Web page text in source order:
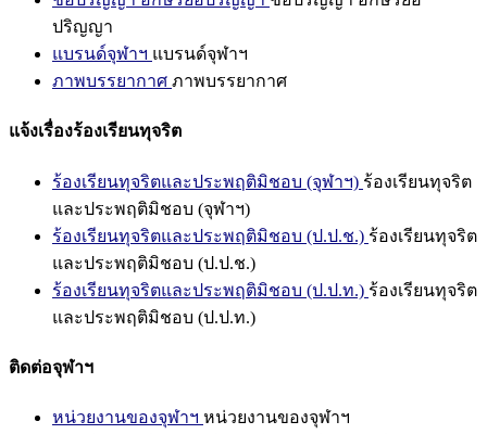
ปริญญา
แบรนด์จุฬาฯ แบรนด์จุฬาฯ
ภาพบรรยากาศ ภาพบรรยากาศ
แจ้งเรื่องร้องเรียนทุจริต
ร้องเรียนทุจริตและประพฤติมิชอบ (จุฬาฯ) ร้องเรียนทุจริต
และประพฤติมิชอบ (จุฬาฯ)
ร้องเรียนทุจริตและประพฤติมิชอบ (ป.ป.ช.) ร้องเรียนทุจริต
และประพฤติมิชอบ (ป.ป.ช.)
ร้องเรียนทุจริตและประพฤติมิชอบ (ป.ป.ท.) ร้องเรียนทุจริต
และประพฤติมิชอบ (ป.ป.ท.)
ติดต่อจุฬาฯ
หน่วยงานของจุฬาฯ หน่วยงานของจุฬาฯ